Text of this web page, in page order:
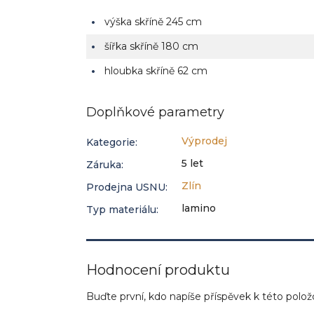
výška skříně 245 cm
šířka skříně 180 cm
hloubka skříně 62 cm
Doplňkové parametry
Kategorie:
Výprodej
Záruka:
5 let
Prodejna USNU:
Zlín
Typ materiálu: lamino
Hodnocení produktu
Buďte první, kdo napíše příspěvek k této